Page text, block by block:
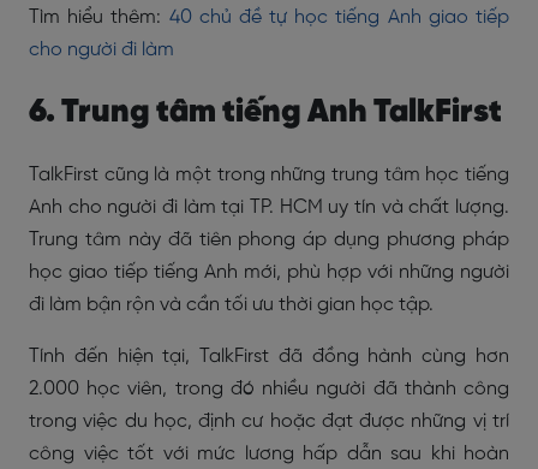
Tìm hiểu thêm: 40 chủ đề tự học tiếng Anh giao tiếp
cho người đi làm
6. Trung tâm tiếng Anh TalkFirst
TalkFirst cũng là một trong những trung tâm học tiếng
Anh cho người đi làm tại TP. HCM uy tín và chất lượng.
Trung tâm này đã tiên phong áp dụng phương pháp
học giao tiếp tiếng Anh mới, phù hợp với những người
đi làm bận rộn và cần tối ưu thời gian học tập.
Tính đến hiện tại, TalkFirst đã đồng hành cùng hơn
2.000 học viên, trong đó nhiều người đã thành công
trong việc du học, định cư hoặc đạt được những vị trí
công việc tốt với mức lương hấp dẫn sau khi hoàn